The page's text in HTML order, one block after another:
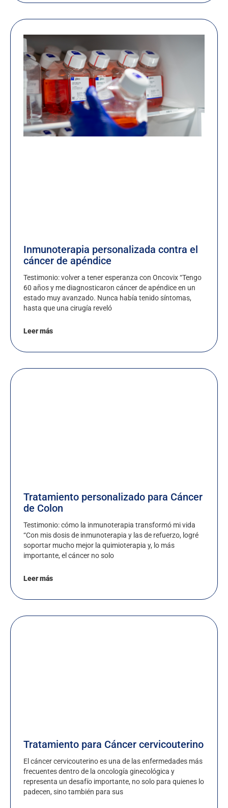
Inmunoterapia personalizada contra el
cáncer de apéndice
Testimonio: volver a tener esperanza con Oncovix “Tengo
60 años y me diagnosticaron cáncer de apéndice en un
estado muy avanzado. Nunca había tenido síntomas,
hasta que una cirugía reveló
Leer más
Tratamiento personalizado para Cáncer
de Colon
Testimonio: cómo la inmunoterapia transformó mi vida
“Con mis dosis de inmunoterapia y las de refuerzo, logré
soportar mucho mejor la quimioterapia y, lo más
importante, el cáncer no solo
Leer más
Tratamiento para Cáncer cervicouterino
El cáncer cervicouterino es una de las enfermedades más
frecuentes dentro de la oncología ginecológica y
representa un desafío importante, no solo para quienes lo
padecen, sino también para sus